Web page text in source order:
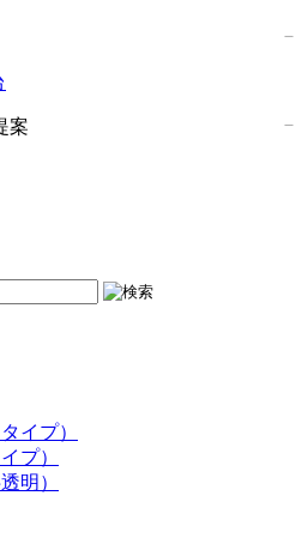
案
イプ）
プ）
明）